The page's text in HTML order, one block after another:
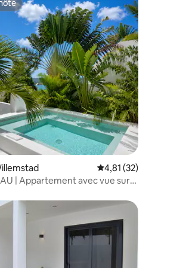
sur la base de 7 commentaires : 5 sur 5
Évaluation moyenne
4,81 (32)
| Appartement avec vue sur